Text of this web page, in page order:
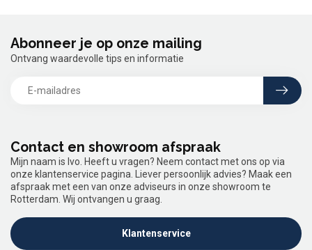
Contact en showroom afspraak
Mijn naam is Ivo. Heeft u vragen? Neem contact met ons op via
onze klantenservice pagina. Liever persoonlijk advies? Maak een
afspraak met een van onze adviseurs in onze showroom te
Rotterdam. Wij ontvangen u graag.
Klantenservice
Abonneer je op onze mailing
Ontvang waardevolle tips en informatie